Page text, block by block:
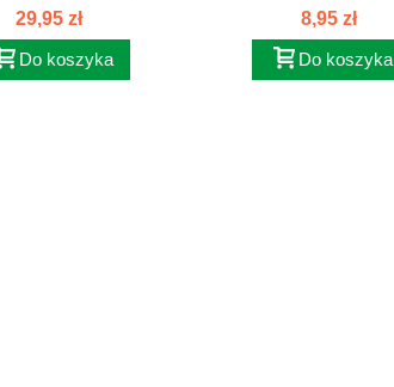
29,95 zł
Do koszyka
8,95 zł
Do koszyka